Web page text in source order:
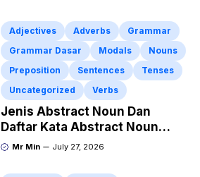
Adjectives Adverbs
Grammar
Grammar Dasar
Modals
Nouns
Preposition
Sentences
Tenses
Uncategorized
Verbs
Jenis Abstract Noun Dan
Daftar Kata Abstract Noun
Terlengkap
Mr Min July 27, 2026